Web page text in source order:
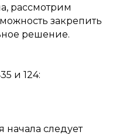
рассмотрим
закрепить
решение.
и 124:
начала следует